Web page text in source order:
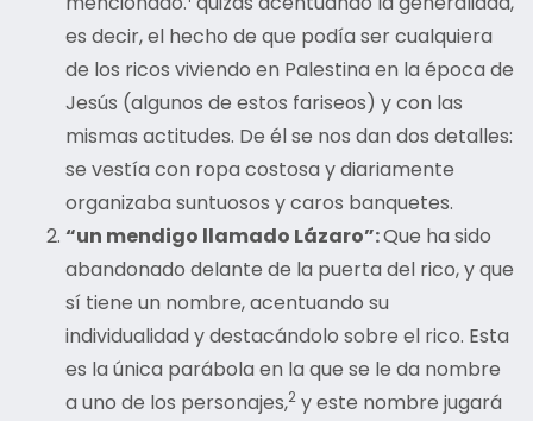
es decir, el hecho de que podía ser cualquiera
de los ricos viviendo en Palestina en la época de
Jesús (algunos de estos fariseos) y con las
mismas actitudes. De él se nos dan dos detalles:
se vestía con ropa costosa y diariamente
organizaba suntuosos y caros banquetes.
“un mendigo llamado Lázaro”:Que ha sido
abandonado delante de la puerta del rico, y que
sí tiene un nombre, acentuando su
individualidad y destacándolo sobre el rico. Esta
es la única parábola en la que se le da nombre
a uno de los personajes,2 y este nombre jugará